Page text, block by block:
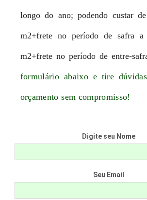
longo do ano; podendo custar
m2+frete no período de safra
m2+frete no período de entre-
formulário abaixo e tire
orçamento sem compromisso!
Digite seu Nome
Seu Email